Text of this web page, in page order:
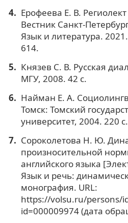
Ерофеева Е. В.
Вестник Санкт-
Язык и литература.
614.
Князев С. В. Русская
МГУ, 2008. 42 с.
Найман Е. А.
Томск: Томский
университет, 2004. 220 с.
Сороколетова Н. Ю.
произносительной
английского языка
Язык и речь:
монография. URL:
https://volsu.ru/persons/
id=000009974 (дата